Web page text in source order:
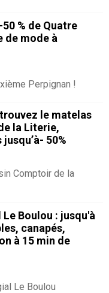
% de Quatre
de mode à
Perpignan !
le matelas
la Literie,
50%
Comptoir de la
Boulou : jusqu'à
canapés,
à 15 min de
Le Boulou